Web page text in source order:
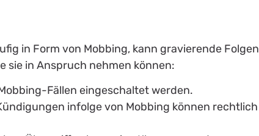
in Form von Mobbing, kann gravierende Folgen
sie in Anspruch nehmen können:
Fällen eingeschaltet werden.
infolge von Mobbing können rechtlich